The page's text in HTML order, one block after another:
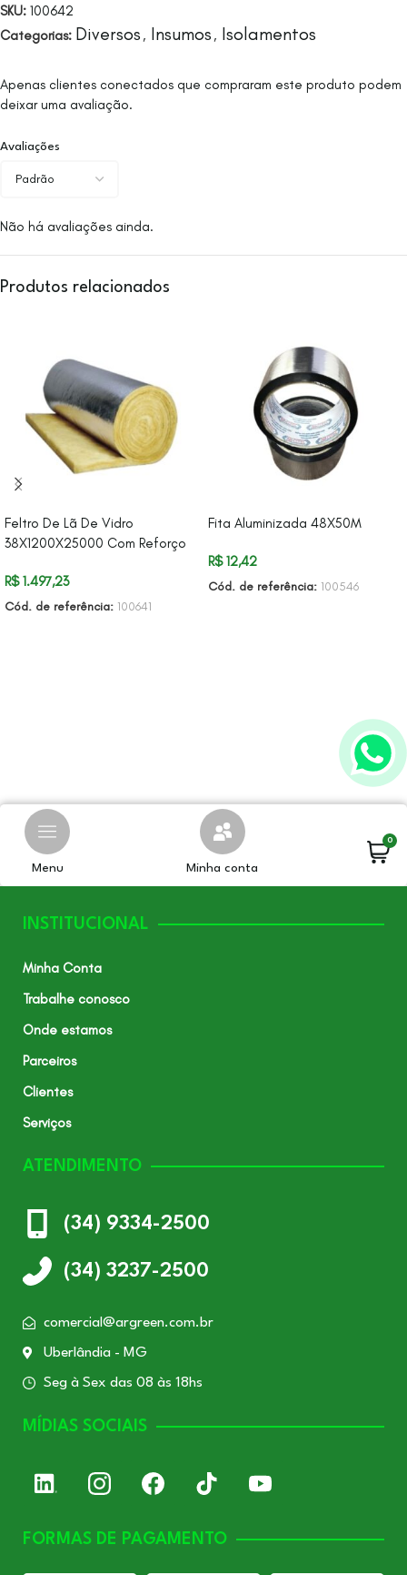
SKU: 100642
Categorias: Diversos , Insumos , Isolamentos
Avaliações
Não há avaliações ainda.
Apenas clientes conectados que compraram este produto podem
deixar uma avaliação.
Produtos relacionados
Feltro De Lã De Vidro
38X1200X25000 Com Reforço
R$1.497,23
Cód. de referência: 100641
Fita Aluminizada 48X50M
R$12,42
Cód. de referência: 100546
Menu Minha conta
0
INSTITUCIONAL
Minha Conta
Trabalhe conosco
Onde estamos
Parceiros
Clientes
Serviços
ATENDIMENTO
(34) 9334-2500
(34) 3237-2500
comercial@argreen.com.br
Uberlândia - MG
Seg à Sex das 08 às 18hs
MÍDIAS SOCIAIS
FORMAS DE PAGAMENTO